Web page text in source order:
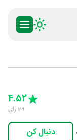
3 Stars
4 Stars
5 Stars
4.52
29 رای
دنبال کن